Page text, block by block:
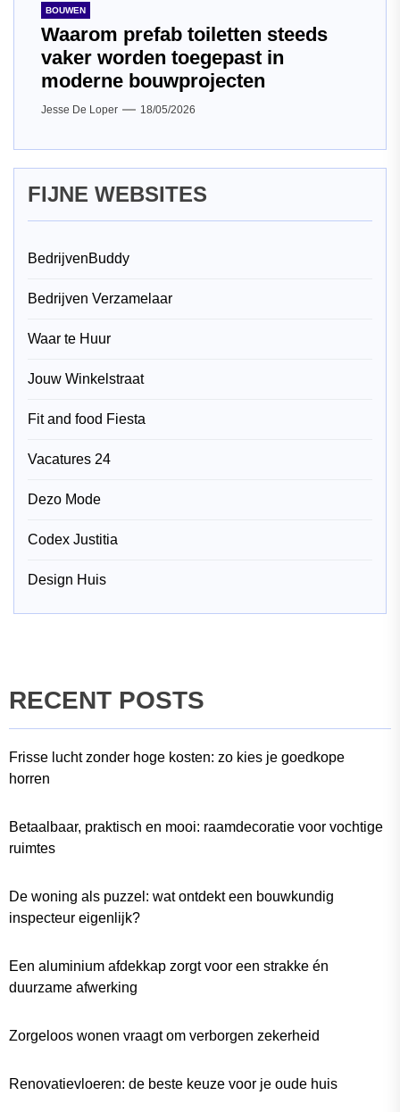
BOUWEN
Waarom prefab toiletten steeds
vaker worden toegepast in
moderne bouwprojecten
Jesse De Loper 18/05/2026
FIJNE WEBSITES
BedrijvenBuddy
Bedrijven Verzamelaar
Waar te Huur
Jouw Winkelstraat
Fit and food Fiesta
Vacatures 24
Dezo Mode
Codex Justitia
Design Huis
RECENT POSTS
Frisse lucht zonder hoge kosten: zo kies je goedkope
horren
Betaalbaar, praktisch en mooi: raamdecoratie voor vochtige
ruimtes
De woning als puzzel: wat ontdekt een bouwkundig
inspecteur eigenlijk?
Een aluminium afdekkap zorgt voor een strakke én
duurzame afwerking
Zorgeloos wonen vraagt om verborgen zekerheid
Renovatievloeren: de beste keuze voor je oude huis